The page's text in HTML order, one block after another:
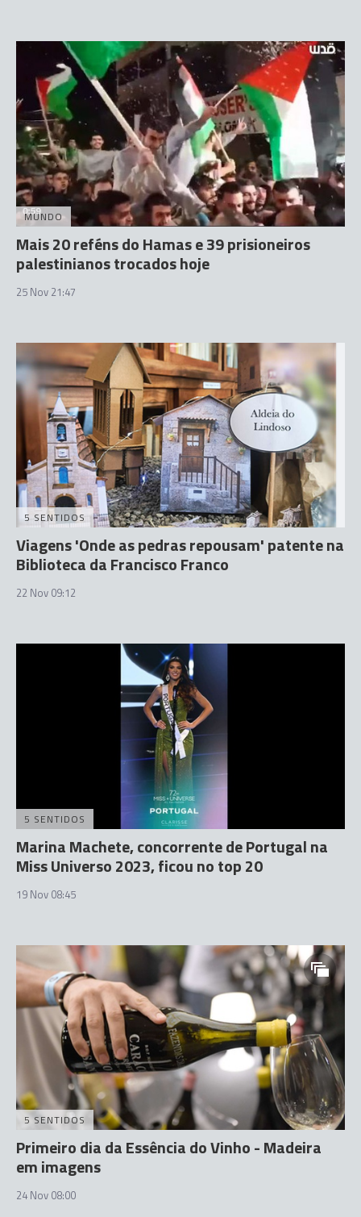
MUNDO
Mais 20 reféns do Hamas e 39 prisioneiros
palestinianos trocados hoje
25 Nov 21:47
5 SENTIDOS
Viagens 'Onde as pedras repousam' patente na
Biblioteca da Francisco Franco
22 Nov 09:12
5 SENTIDOS
Marina Machete, concorrente de Portugal na
Miss Universo 2023, ficou no top 20
19 Nov 08:45
5 SENTIDOS
Primeiro dia da Essência do Vinho - Madeira
em imagens
24 Nov 08:00